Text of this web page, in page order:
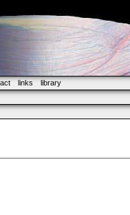
links
library